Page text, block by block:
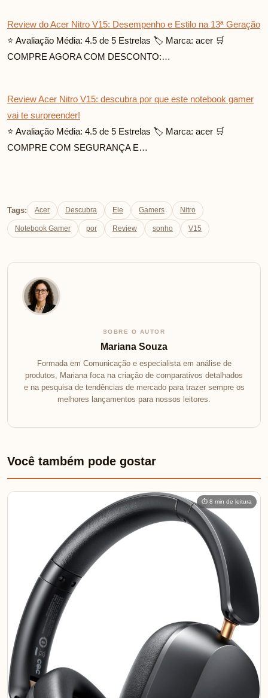
Review do Acer Nitro V15: Desempenho e Estilo na 13ª Geração
⭐ Avaliação Média: 4.5 de 5 Estrelas 🏷️ Marca: acer 🛒
COMPRE AGORA COM DESCONTO:…
Review Acer Nitro V15: descubra por que este notebook gamer
vai te surpreender!
⭐ Avaliação Média: 4.5 de 5 Estrelas 🏷️ Marca: acer 🛒
COMPRE COM SEGURANÇA E…
Tags: Acer Descubra Ele Gamers Nitro
Notebook Gamer por Review sonho V15
SOBRE O AUTOR
Mariana Souza
Formada em Comunicação e especialista em análise de
produtos, Mariana foca na criação de comparativos detalhados
e na pesquisa de tendências de mercado para trazer sempre os
melhores lançamentos para nossos leitores.
Você também pode gostar
⏱ 8 min de leitura